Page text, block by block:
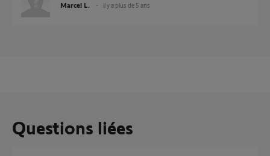
Marcel L. il y a plus de 5 ans
Questions liées